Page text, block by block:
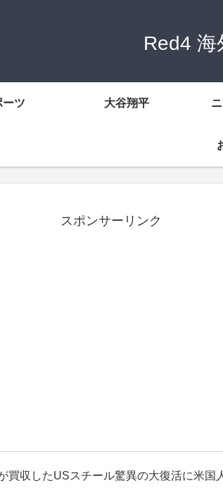
Red4 海
ーツ 大谷翔平
スポンサーリンク
買収したUSスチール驚異の大復活に米国